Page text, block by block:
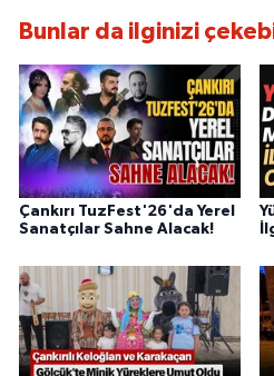
Bunlar da ilginizi
Çankırı TuzFest'26'da Yerel
Sanatçılar Sahne Alacak!